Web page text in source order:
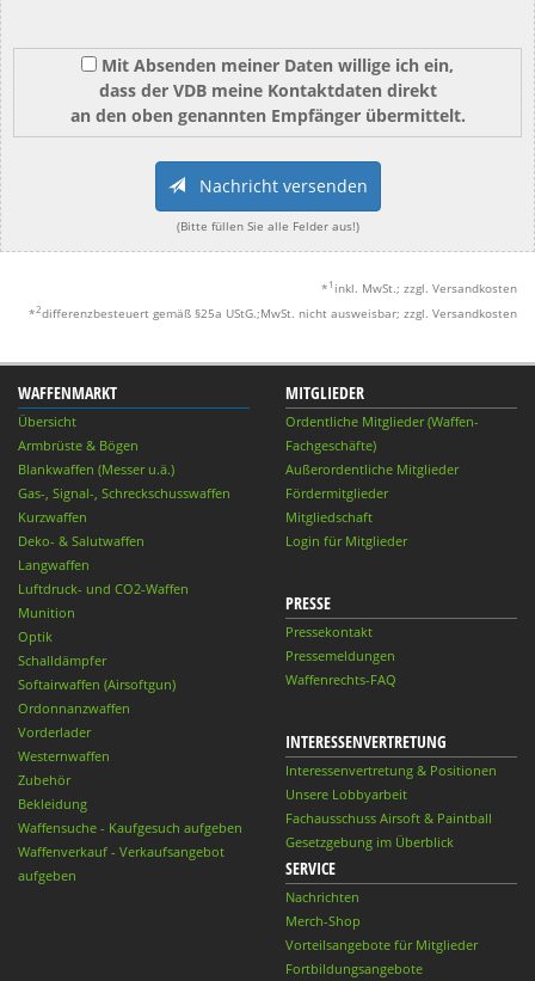
Mit Absenden meiner Daten willige ich ein,
dass der VDB meine Kontaktdaten direkt
an den oben genannten Empfänger übermittelt.
Nachricht versenden
(Bitte füllen Sie alle Felder aus!)
* 1 inkl. MwSt.; zzgl. Versandkosten
*2differenzbesteuert gemäß §25a UStG.;MwSt. nicht ausweisbar; zzgl. Versandkosten
WAFFENMARKT
Übersicht
Armbrüste & Bögen
Blankwaffen (Messer u.ä.)
Gas-, Signal-, Schreckschusswaffen
Kurzwaffen
Deko- & Salutwaffen
Langwaffen
Luftdruck- und CO2-Waffen
Munition
Optik
Schalldämpfer
Softairwaffen (Airsoftgun)
Ordonnanzwaffen
Vorderlader
Westernwaffen
Zubehör
Bekleidung
Waffensuche - Kaufgesuch aufgeben
Waffenverkauf - Verkaufsangebot
aufgeben
MITGLIEDER
Ordentliche Mitglieder (Waffen-
Fachgeschäfte)
Außerordentliche Mitglieder
Fördermitglieder
Mitgliedschaft
Login für Mitglieder
PRESSE
Pressekontakt
Pressemeldungen
Waffenrechts-FAQ
INTERESSENVERTRETUNG
Interessenvertretung & Positionen
Unsere Lobbyarbeit
Fachausschuss Airsoft & Paintball
Gesetzgebung im Überblick
SERVICE
Nachrichten
Merch-Shop
Vorteilsangebote für Mitglieder
Fortbildungsangebote